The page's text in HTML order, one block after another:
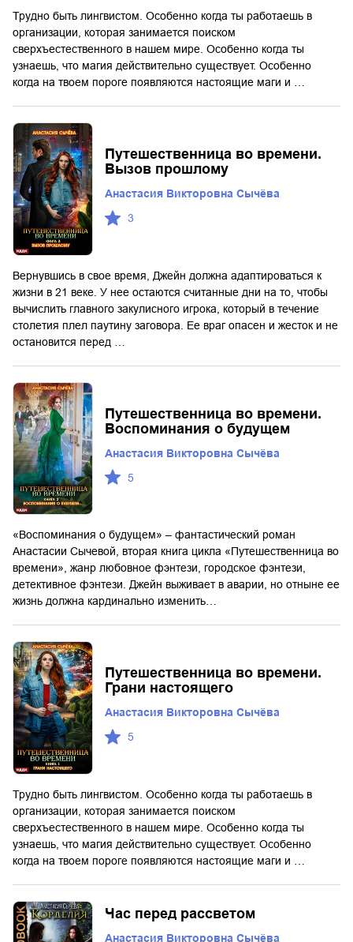
Трудно быть лингвистом. Особенно когда ты работаешь в
организации, которая занимается поиском
сверхъестественного в нашем мире. Особенно когда ты
узнаешь, что магия действительно существует. Особенно
когда на твоем пороге появляются настоящие маги и …
Путешественница во времени.
Вызов прошлому
Анастасия Викторовна Сычёва
3
Вернувшись в свое время, Джейн должна адаптироваться к
жизни в 21 веке. У нее остаются считанные дни на то, чтобы
вычислить главного закулисного игрока, который в течение
столетия плел паутину заговора. Ее враг опасен и жесток и не
остановится перед …
Путешественница во времени.
Воспоминания о будущем
Анастасия Викторовна Сычёва
5
«Воспоминания о будущем» – фантастический роман
Анастасии Сычевой, вторая книга цикла «Путешественница во
времени», жанр любовное фэнтези, городское фэнтези,
детективное фэнтези. Джейн выживает в аварии, но отныне ее
жизнь должна кардинально изменить…
Путешественница во времени.
Грани настоящего
Анастасия Викторовна Сычёва
5
Трудно быть лингвистом. Особенно когда ты работаешь в
организации, которая занимается поиском
сверхъестественного в нашем мире. Особенно когда ты
узнаешь, что магия действительно существует. Особенно
когда на твоем пороге появляются настоящие маги и …
Час перед рассветом
Анастасия Викторовна Сычёва